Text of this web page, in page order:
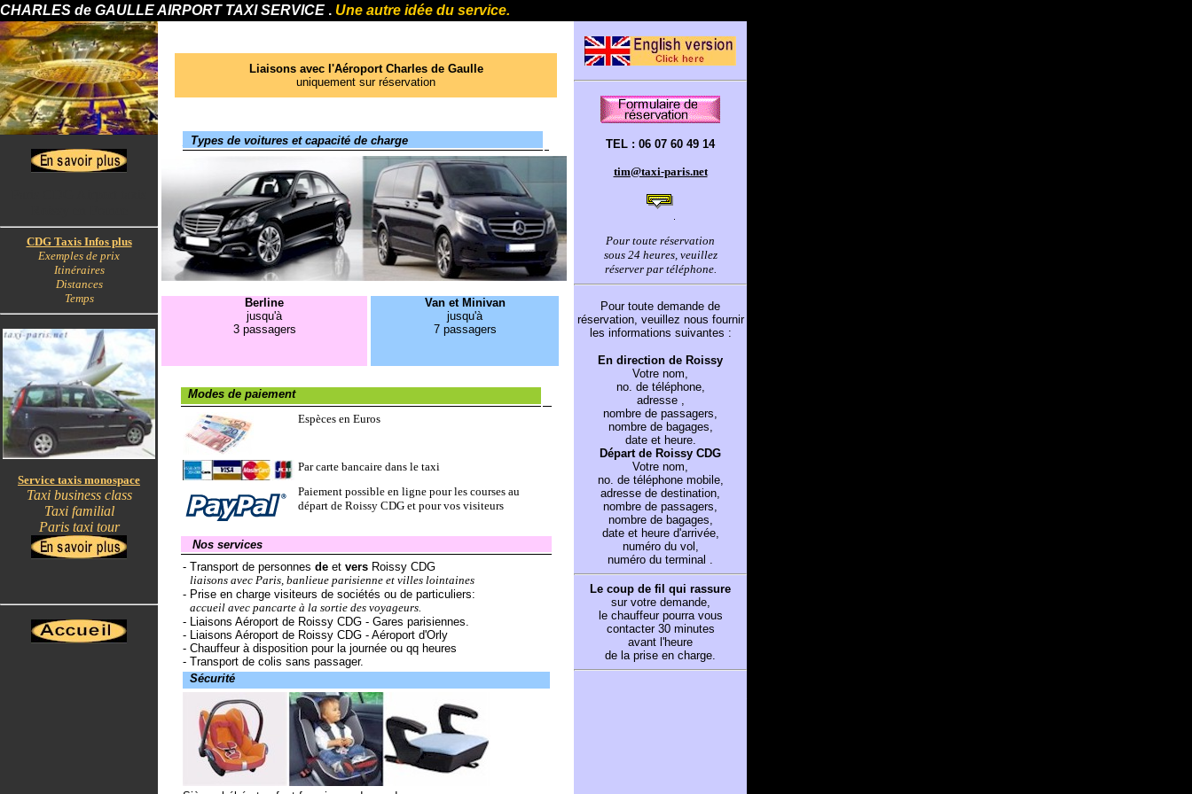
CHARLES de GAULLE AIRPORT TAXI SERVICE . Une autre idée du service.
CDG Taxis Infos plus
Exemples de prix
Itinéraires
Distances
Temps
Service taxis monospace
Taxi business class
Taxi familial
Paris taxi tour
Liaisons avec l'Aéroport Charles de Gaulle
uniquement sur réservation
Types de voitures et capacité de charge
Berline
jusqu'à
3 passagers
Van et Minivan
jusqu'à
7 passagers
Modes de paiement
Espèces en Euros
Par carte bancaire dans le taxi
Paiement possible en ligne pour les courses au
départ de Roissy CDG et pour vos visiteurs
Nos services
- Transport de personnes deet versRoissy CDG
liaisons avec Paris, banlieue parisienne et villes lointaines
- Prise en charge visiteurs de sociétés ou de particuliers:
accueil avec pancarte à la sortie des voyageurs.
- Liaisons Aéroport de Roissy CDG - Gares parisiennes.
- Liaisons Aéroport de Roissy CDG - Aéroport d'Orly
- Chauffeur à disposition pour la journée ou qq heures
- Transport de colis sans passager.
Sécurité
TEL : 06 07 60 49 14
tim@taxi-paris.net
Pour toute réservation
sous 24 heures, veuillez
réserver par téléphone.
Pour toute demande de
réservation, veuillez nous fournir
les informations suivantes :
En direction de Roissy
Votre nom,
no. de téléphone,
adresse ,
nombre de passagers,
nombre de bagages,
date et heure.
Départ de Roissy CDG
Votre nom,
no. de téléphone mobile,
adresse de destination,
nombre de passagers,
nombre de bagages,
date et heure d'arrivée,
numéro du vol,
numéro du terminal .
Le coup de fil qui rassure
sur votre demande,
le chauffeur pourra vous
contacter 30 minutes
avant l'heure
de la prise en charge.